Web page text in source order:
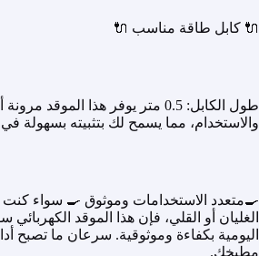
🔌 كابل طاقة مناسب 🔌
طول الكابل: 0.5 متر يوفر هذا
والاستخدام، مما يسمح لك بتثبيته بسهولة
🍳متعدد الاستخدامات وموثوق 🍳 سواء كنت
الغليان أو القلي، فإن هذا الموقد
اليومية بكفاءة وموثوقية. سرعان ما تصبح
مطبخك.